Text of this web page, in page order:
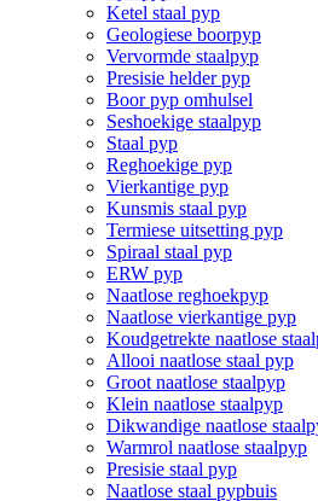
Ketel staal pyp
Geologiese boorpyp
Vervormde staalpyp
Presisie helder pyp
Boor pyp omhulsel
Seshoekige staalpyp
Staal pyp
Reghoekige pyp
Vierkantige pyp
Kunsmis staal pyp
Termiese uitsetting pyp
Spiraal staal pyp
ERW pyp
Naatlose reghoekpyp
Naatlose vierkantige pyp
Koudgetrekte naatlose
Allooi naatlose staal pyp
Groot naatlose staalpyp
Klein naatlose staalpyp
Dikwandige naatlose
Warmrol naatlose staalpyp
Presisie staal pyp
Naatlose staal pypbuis